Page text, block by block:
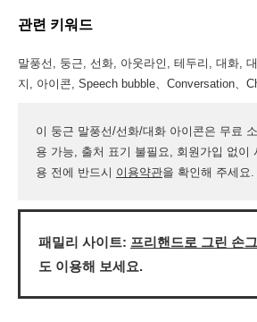
관련 키워드
말풍선, 둥근, 선화, 아웃라인, 테두리, 대화,
지, 아이콘, Speech bubble、Conversation、
이 둥근 말풍선/선화/대화 아이콘은 무료
용 가능, 출처 표기 불필요, 회원가입 없이
용 전에 반드시 이용약관을 확인해 주세요.
패밀리 사이트: 프리핸드로 그린 손
도 이용해 보세요.